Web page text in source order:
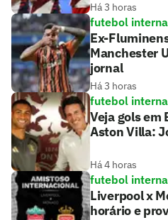
Há 3 horas
futebol
Ex-
Manchester
jornal
Há 3 horas
futebol
Veja gols em
Aston Villa:
Há 4 horas
futebol
Liverpool x
horário e